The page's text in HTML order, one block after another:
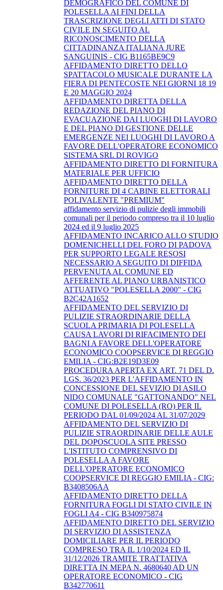
DEMOGRAFICO DEL COMUNE DI
POLESELLA AI FINI DELLA
TRASCRIZIONE DEGLI ATTI DI STATO
CIVILE IN SEGUITO AL
RICONOSCIMENTO DELLA
CITTADINANZA ITALIANA JURE
SANGUINIS - CIG B1165BE9C9
AFFIDAMENTO DIRETTO DELLO
SPATTACOLO MUSICALE DURANTE LA
FIERA DI PENTECOSTE NEI GIORNI 18 19
E 20 MAGGIO 2024
AFFIDAMENTO DIRETTA DELLA
REDAZIONE DEL PIANO DI
EVACUAZIONE DAI LUOGHI DI LAVORO
E DEL PIANO DI GESTIONE DELLE
EMERGENZE NEI LUOGHI DI LAVORO A
FAVORE DELL'OPERATORE ECONOMICO
SISTEMA SRL DI ROVIGO
AFFIDAMENTO DIRETTO DI FORNITURA
MATERIALE PER UFFICIO
AFFIDAMENTO DIRETTO DELLA
FORNITURE DI 4 CABINE ELETTORALI
POLIVALENTE "PREMIUM"
affidamento servizio di pulizie degli immobili
comunali per il periodo compreso tra il 10 luglio
2024 ed il 9 luglio 2025
AFFIDAMENTO INCARICO ALLO STUDIO
DOMENICHELLI DEL FORO DI PADOVA
PER SUPPORTO LEGALE RESOSI
NECESSARIO A SEGUITO DI DIFFIDA
PERVENUTA AL COMUNE ED
AFFERENTE AL PIANO URBANISTICO
ATTUATIVO "POLESELLA 2000" - CIG
B2C42A1652
AFFIDAMENTO DEL SERVIZIO DI
PULIZIE STRAORDINARIE DELLA
SCUOLA PRIMARIA DI POLESELLA
CAUSA LAVORI DI RIFACIMENTO DEI
BAGNI A FAVORE DELL'OPERATORE
ECONOMICO COOPSERVICE DI REGGIO
EMILIA - CIG:B2E19D3E09
PROCEDURA APERTA EX ART. 71 DEL D.
LGS. 36/2023 PER L'AFFIDAMENTO IN
CONCESSIONE DEL SEVIZIO DI ASILO
NIDO COMUNALE "GATTONANDO" NEL
COMUNE DI POLESELLA (RO) PER IL
PERIODO DAL 01/09/2024 AL 31/07/2029
AFFIDAMENTO DEL SERVIZIO DI
PULIZIE STRAORDINARIE DELLE AULE
DEL DOPOSCUOLA SITE PRESSO
L'ISTITUTO COMPRENSIVO DI
POLESELLA A FAVORE
DELL'OPERATORE ECONOMICO
COOPSERVICE DI REGGIO EMILIA - CIG:
B3408506AA
AFFIDAMENTO DIRETTO DELLA
FORNITURA FOGLI DI STATO CIVILE IN
FOGLI A4 - CIG B340975874
AFFIDAMENTO DIRETTO DEL SERVIZIO
DI SERVIZIO DI ASSISTENZA
DOMICILIARE PER IL PERIODO
COMPRESO TRA IL 1/10/2024 ED IL
31/12/2026 TRAMITE TRATTATIVA
DIRETTA IN MEPA N. 4680640 AD UN
OPERATORE ECONOMICO - CIG
B342770611